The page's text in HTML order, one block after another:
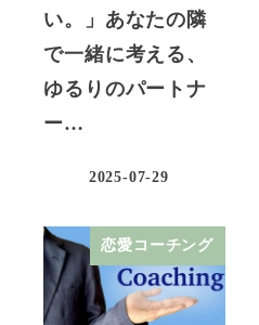
い。」あなたの隣
で一緒に考える、
ゆるりのパートナ
ー…
2025-07-29
恋愛コーチング